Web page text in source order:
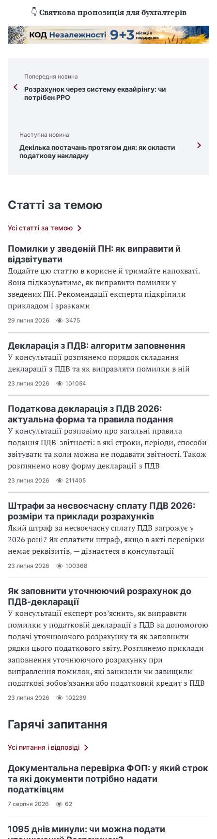
👇 Святкова пропозиція для бухгалтерів
Попередня новина
Розрахунок через систему еквайрінгу: чи
потрібен РРО
Наступна новина
Декілька постачань протягом дня: як скласти
податкову накладну
Статті за темою
Усі статті за темою
Помилки у зведеній ПН: як виправити й
відзвітувати
Додайте цю статтю в корисне й тримайте напохваті.
Вона підказуватиме, як виправити помилки у
зведених ПН. Рекомендації експерта підкріпили
прикладом і зразками
29 липня 2026 3475
Декларація з ПДВ: алгоритм заповнення
У консультації розглянемо порядок складання
декларації з ПДВ та як виправляти помилки в ній
23 липня 2026 101054
Податкова декларація з ПДВ 2026:
актуальна форма та правила подання
У консультації розповімо про загальні правила
подання ПДВ-звітності: в які строки, періоди, способи
звітувати та коли можна не подавати звітності. Також
розглянемо нову форму декларації з ПДВ
23 липня 2026 211405
Штрафи за несвоєчасну сплату ПДВ 2026:
розміри та приклади розрахунків
Який штраф за несвоєчасну сплату ПДВ загрожує у
2026 році? Як сплатити штраф, якщо в акті перевірки
немає реквізитів, — дізнаєтеся в консультації
23 липня 2026 100368
Як заповнити уточнюючий розрахунок до
ПДВ-декларації
У консультації експерт роз’яснить, як виправити
помилки у податковій декларації з ПДВ за допомогою
подачі уточнюючого розрахунку та як заповнити
рядки цього податкового звіту. Розглянемо приклади
заповнення уточнюючого розрахунку при
виправлення помилок, які занизили чи завищили
податкові зобов’язання або податковий кредит з ПДВ
23 липня 2026 102239
Гарячі запитання
Усі питання і відповіді
Документальна перевірка ФОП: у який строк
та які документи потрібно надати
податківцям
7 серпня 2026 62
1095 днів минули: чи можна подати